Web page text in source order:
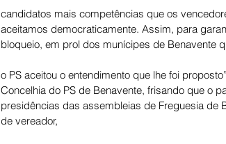
candidatos mais competências que os
aceitamos democraticamente. Assim, para
bloqueio, em prol dos munícipes de Benavente
o PS aceitou o entendimento que lhe foi
Concelhia do PS de Benavente, frisando que o
presidências das assembleias de Freguesia de
de vereador,